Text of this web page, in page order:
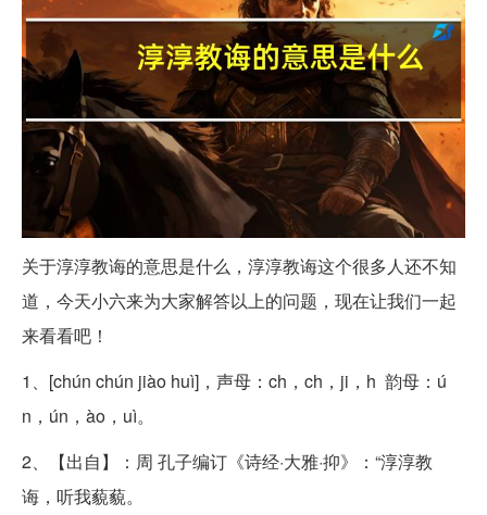
关于淳淳教诲的意思是什么，淳淳教诲这个很多人还不知
道，今天小六来为大家解答以上的问题，现在让我们一起
来看看吧！
1、[chún chún jiào huì]，声母：ch，ch，ji，h 韵母：ú
n，ún，ào，uì。
2、【出自】：周 孔子编订《诗经·大雅·抑》：“淳淳教
诲，听我藐藐。